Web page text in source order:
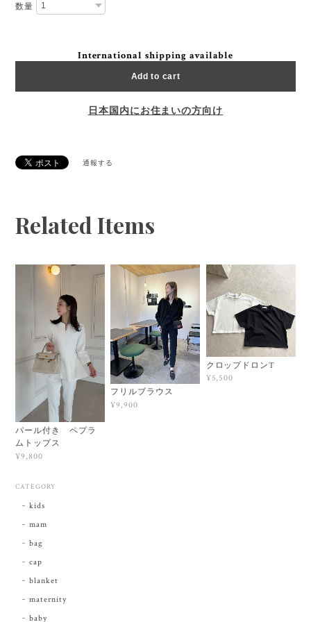
数量
International shipping available
Add to cart
日本国内にお住まいの方向け
通報する
Related Items
パール付き ペプラ
ムトップス
¥9,800
フリルブラウス
¥9,900
クロップドロンT
¥5,500
CATEGORY
kids
mam
bag
cap
blanket
maternity
baby